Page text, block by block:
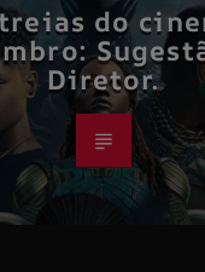
do
Diretor.